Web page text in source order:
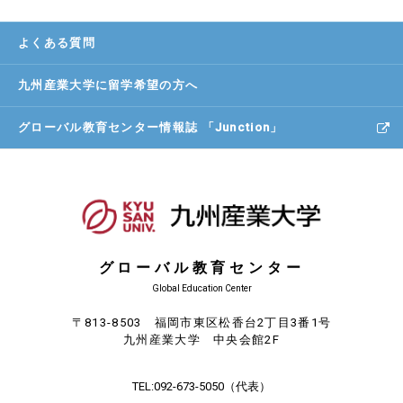
よくある質問
九州産業大学に留学希望の方へ
グローバル教育センター情報誌 「Junction」
グローバル教育センター
Global Education Center
〒813-8503 福岡市東区松香台2丁目3番1号
九州産業大学 中央会館2F
TEL:092-673-5050 （代表）